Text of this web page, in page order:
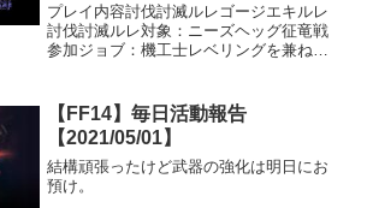
プレイ内容討伐討滅ルレゴージエキルレ
討伐討滅ルレ対象：ニーズヘッグ征竜戦
参加ジョブ：機工士レベリングを兼ねて
たが、自分以外のDPSは全員一度倒れま
した。若葉が多かったの...
【FF14】毎日活動報告
【2021/05/01】
結構頑張ったけど武器の強化は明日にお
預け。